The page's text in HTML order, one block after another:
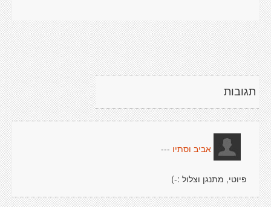
תגובות
אביב וסתיו ---
פיוטי, מתנגן וצלול :-)